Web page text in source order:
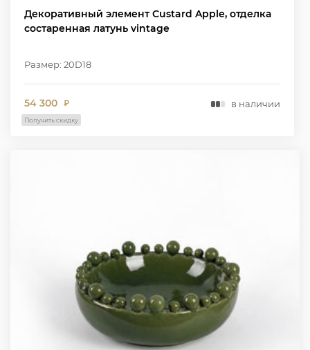
Декоративный элемент Custard Apple, отделка
состаренная латунь vintage
Размер: 20D18
54 300 ₽ в наличии
Получить скидку